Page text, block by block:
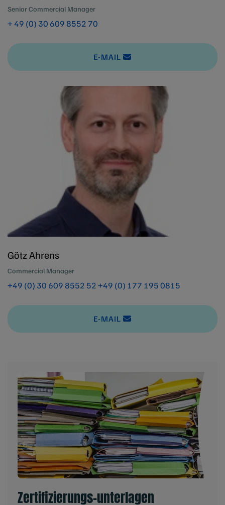
Senior Commercial Manager
+ 49 (0) 30 609 8552 70
E-MAIL
Götz Ahrens
Commercial Manager
+49 (0) 30 609 8552 52 +49 (0) 177 195 0815
E-MAIL
Zertifizierungs-unterlagen